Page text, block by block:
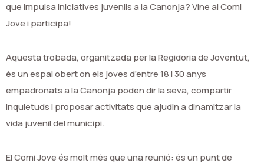
que impulsa iniciatives juvenils a la Canonja? Vine al Comi
Jove i participa!
Aquesta trobada, organitzada per la Regidoria de Joventut,
és un espai obert on els joves d’entre 18 i 30 anys
empadronats a la Canonja poden dir la seva, compartir
inquietuds i proposar activitats que ajudin a dinamitzar la
vida juvenil del municipi.
El Comi Jove és molt més que una reunió: és un punt de